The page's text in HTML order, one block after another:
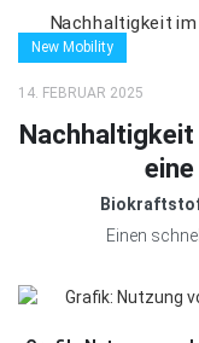
New Mobility
14. FEBRUAR 2025
Einen